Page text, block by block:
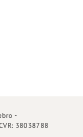
-
38038788